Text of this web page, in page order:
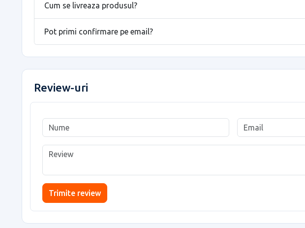
Cum se livreaza produsul?
Pot primi confirmare pe email?
Review-uri
Trimite review